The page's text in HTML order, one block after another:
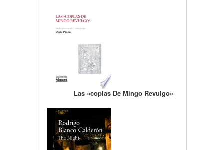
Las «coplas De Mingo Revulgo»